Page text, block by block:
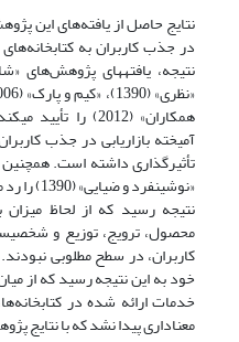
نتایج حاصل از یافته‌های این
در جذب کاربران به
همکاران» (2012)
آمیخته بازاریابی در جذب
تأثیرگذاری داشته است.
نتیجه رسید که از لحاظ میزان
محصول، ترویج، توزیع و
خدمات ارائه شده در
معناداری پیدا نشد که با